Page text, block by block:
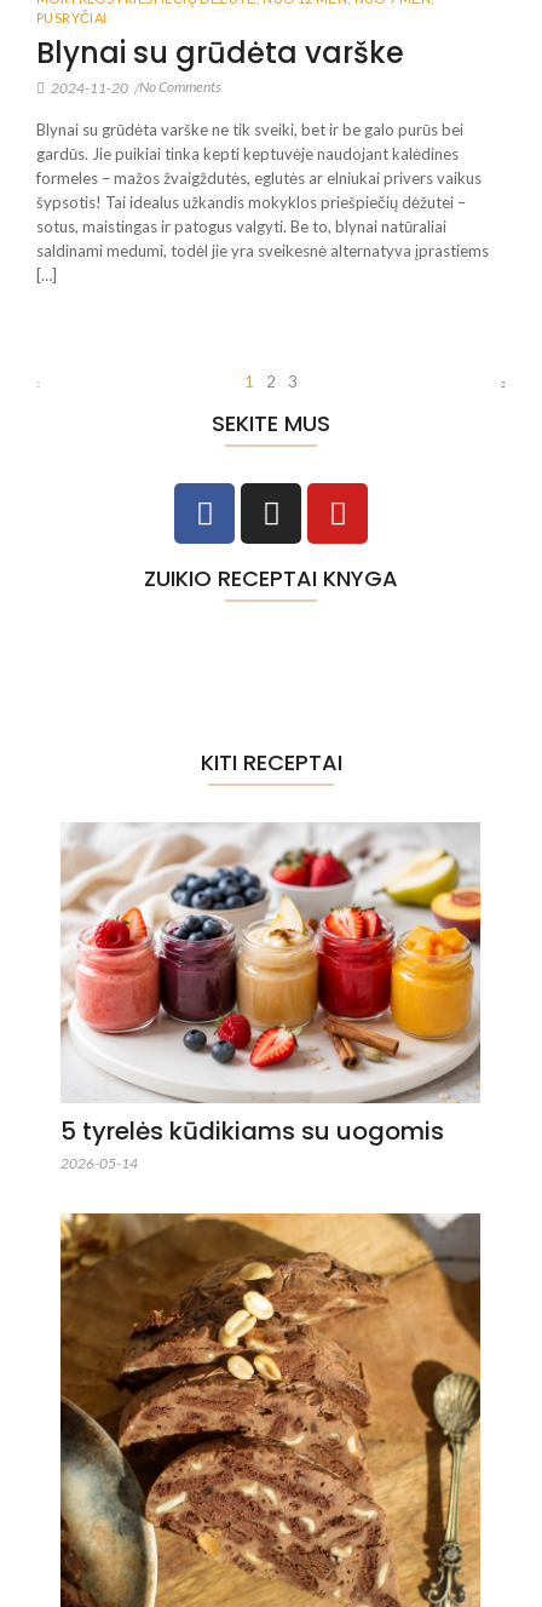
PUSRYČIAI
Blynai su grūdėta varške
2024-11-20 /No Comments
Blynai su grūdėta varške ne tik sveiki, bet ir be galo purūs bei
gardūs. Jie puikiai tinka kepti keptuvėje naudojant kalėdines
formeles – mažos žvaigždutės, eglutės ar elniukai privers vaikus
šypsotis! Tai idealus užkandis mokyklos priešpiečių dėžutei –
sotus, maistingas ir patogus valgyti. Be to, blynai natūraliai
saldinami medumi, todėl jie yra sveikesnė alternatyva įprastiems
[…]
1 2 3
SEKITE MUS
ZUIKIO RECEPTAI KNYGA
KITI RECEPTAI
5 tyrelės kūdikiams su uogomis
2026-05-14